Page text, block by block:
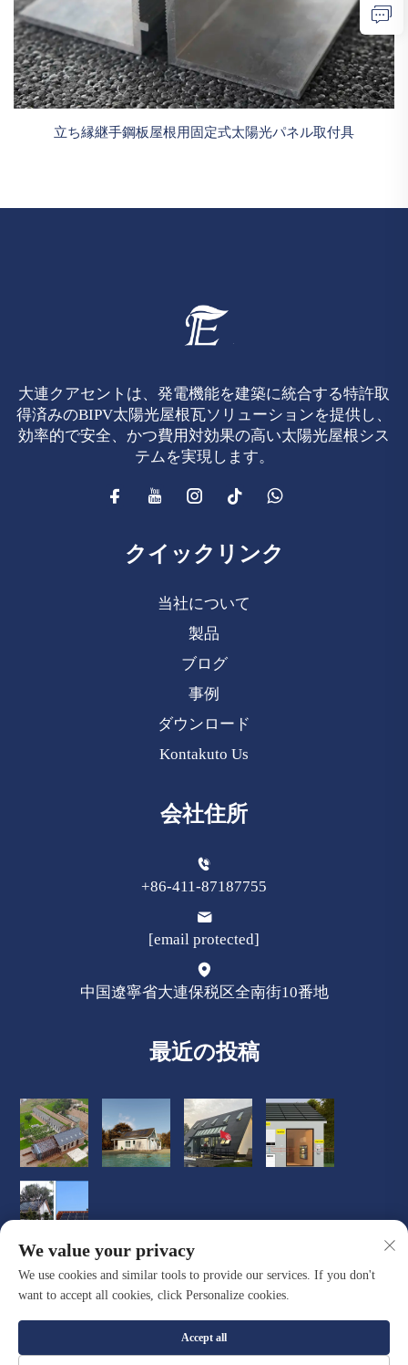
立ち縁継手鋼板屋根用固定式太陽光パネル取付具
大連クアセントは、発電機能を建築に統合する特許取
得済みのBIPV太陽光屋根瓦ソリューションを提供し、
効率的で安全、かつ費用対効果の高い太陽光屋根シス
テムを実現します。
クイックリンク
当社について
製品
ブログ
事例
ダウンロード
Kontakuto Us
会社住所
+86-411-87187755
[email protected]
中国遼寧省大連保税区全南街10番地
最近の投稿
著作権 © 大連クアセント新築材有限公司、すべての権利を保
We value your privacy
We use cookies and similar tools to provide our services. If you don't
want to accept all cookies, click Personalize cookies.
Accept all